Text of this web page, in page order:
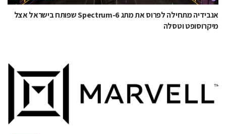
אנבידיה מתחילה לפרוס את מתג Spectrum-6 שפותח בישראל אצל
מיקרוסופט וטסלה